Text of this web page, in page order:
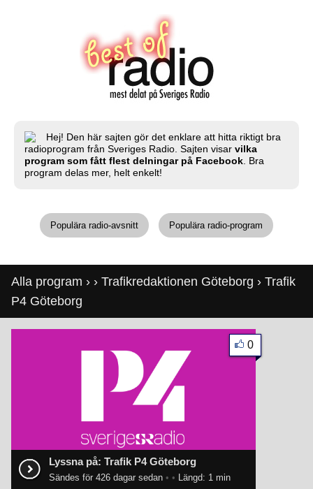
Hej! Den här sajten gör det enklare att hitta riktigt bra
radioprogram från Sveriges Radio. Sajten visar vilka
program som fått flest delningar på Facebook . Bra
program delas mer, helt enkelt!
Populära radio-avsnitt Populära radio-program
Alla program › › Trafikredaktionen Göteborg › Trafik
P4 Göteborg
Lyssna på: Trafik P4 Göteborg
Sändes för 426 dagar sedan • • Längd: 1 min
0